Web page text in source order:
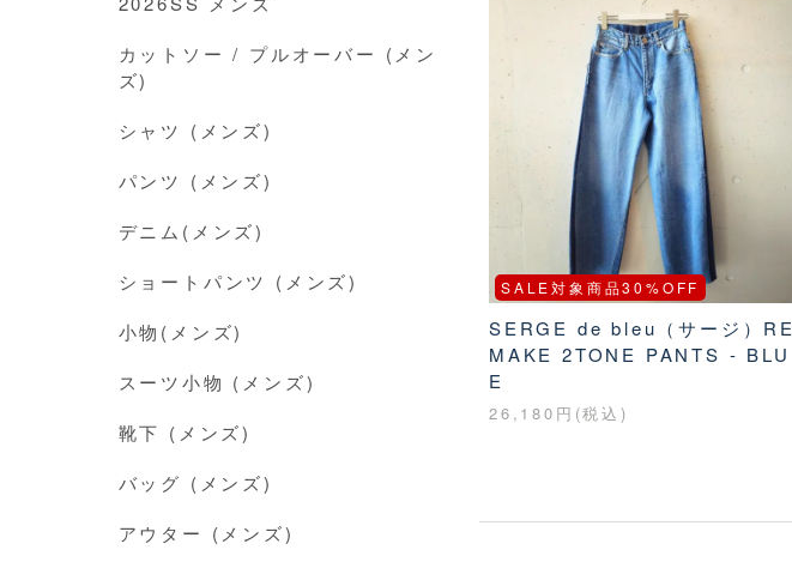
SALE対象商品30%OFF
SERGE de bleu（サージ）RE
MAKE 2TONE PANTS - BLU
E
26,180円(税込)
カットソー / プルオーバー (メン
ズ)
シャツ (メンズ)
パンツ (メンズ)
デニム(メンズ)
ショートパンツ (メンズ)
小物(メンズ)
スーツ小物 (メンズ)
靴下 (メンズ)
バッグ (メンズ)
アウター (メンズ)